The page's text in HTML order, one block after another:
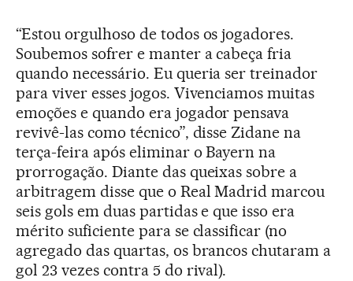
“Estou orgulhoso de todos os jogadores.
Soubemos sofrer e manter a cabeça fria
quando necessário. Eu queria ser treinador
para viver esses jogos. Vivenciamos muitas
emoções e quando era jogador pensava
revivê-las como técnico”, disse Zidane na
terça-feira após eliminar o Bayern na
prorrogação. Diante das queixas sobre a
arbitragem disse que o Real Madrid marcou
seis gols em duas partidas e que isso era
mérito suficiente para se classificar (no
agregado das quartas, os brancos chutaram a
gol 23 vezes contra 5 do rival).